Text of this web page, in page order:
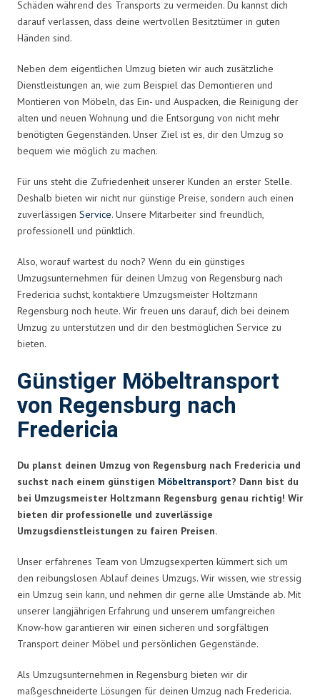
Schäden während des Transports zu vermeiden. Du kannst dich
darauf verlassen, dass deine wertvollen Besitztümer in guten
Händen sind.
Neben dem eigentlichen Umzug bieten wir auch zusätzliche
Dienstleistungen an, wie zum Beispiel das Demontieren und
Montieren von Möbeln, das Ein- und Auspacken, die Reinigung der
alten und neuen Wohnung und die Entsorgung von nicht mehr
benötigten Gegenständen. Unser Ziel ist es, dir den Umzug so
bequem wie möglich zu machen.
Für uns steht die Zufriedenheit unserer Kunden an erster Stelle.
Deshalb bieten wir nicht nur günstige Preise, sondern auch einen
zuverlässigen Service. Unsere Mitarbeiter sind freundlich,
professionell und pünktlich.
Also, worauf wartest du noch? Wenn du ein günstiges
Umzugsunternehmen für deinen Umzug von Regensburg nach
Fredericia suchst, kontaktiere Umzugsmeister Holtzmann
Regensburg noch heute. Wir freuen uns darauf, dich bei deinem
Umzug zu unterstützen und dir den bestmöglichen Service zu
bieten.
Günstiger Möbeltransport
von Regensburg nach
Fredericia
Du planst deinen Umzug von Regensburg nach Fredericia und
suchst nach einem günstigen Möbeltransport? Dann bist du
bei Umzugsmeister Holtzmann Regensburg genau richtig! Wir
bieten dir professionelle und zuverlässige
Umzugsdienstleistungen zu fairen Preisen.
Unser erfahrenes Team von Umzugsexperten kümmert sich um
den reibungslosen Ablauf deines Umzugs. Wir wissen, wie stressig
ein Umzug sein kann, und nehmen dir gerne alle Umstände ab. Mit
unserer langjährigen Erfahrung und unserem umfangreichen
Know-how garantieren wir einen sicheren und sorgfältigen
Transport deiner Möbel und persönlichen Gegenstände.
Als Umzugsunternehmen in Regensburg bieten wir dir
maßgeschneiderte Lösungen für deinen Umzug nach Fredericia.